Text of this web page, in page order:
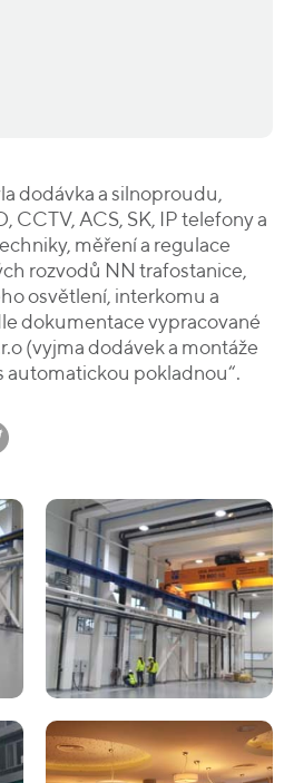
dodávka a silnoproudu,
CCTV, ACS, SK, IP telefony a
měření a regulace
rozvodů NN trafostanice,
osvětlení, interkomu a
dokumentace vypracované
(vyjma dodávek a montáže
automatickou pokladnou“.